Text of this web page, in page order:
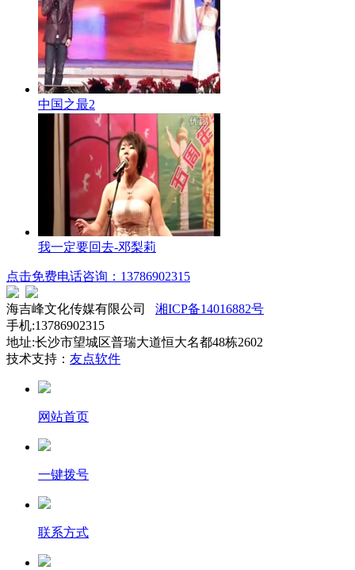
中国之最2
我一定要回去-邓梨莉
点击免费电话咨询：13786902315
海吉峰文化传媒有限公司 湘ICP备14016882号
手机:13786902315
地址:长沙市望城区普瑞大道恒大名都48栋2602
技术支持： 友点软件
网站首页
一键拨号
联系方式